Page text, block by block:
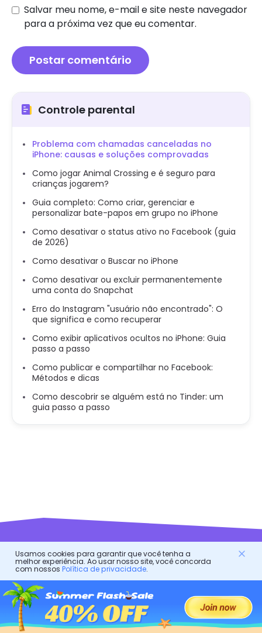
Salvar meu nome, e-mail e site neste navegador
para a próxima vez que eu comentar.
Controle parental
Problema com chamadas canceladas no
iPhone: causas e soluções comprovadas
Como jogar Animal Crossing e é seguro para
crianças jogarem?
Guia completo: Como criar, gerenciar e
personalizar bate-papos em grupo no iPhone
Como desativar o status ativo no Facebook (guia
de 2026)
Como desativar o Buscar no iPhone
Como desativar ou excluir permanentemente
uma conta do Snapchat
Erro do Instagram "usuário não encontrado": O
que significa e como recuperar
Como exibir aplicativos ocultos no iPhone: Guia
passo a passo
Como publicar e compartilhar no Facebook:
Métodos e dicas
Como descobrir se alguém está no Tinder: um
guia passo a passo
FlashGet Kids
Um aplicativo de controle parental atencioso para todos!
É um assistente online para os pais protegerem seus
filhos.
Usamos cookies para garantir que você tenha a
melhor experiência. Ao usar nosso site, você concorda
com nossos Política de privacidade.